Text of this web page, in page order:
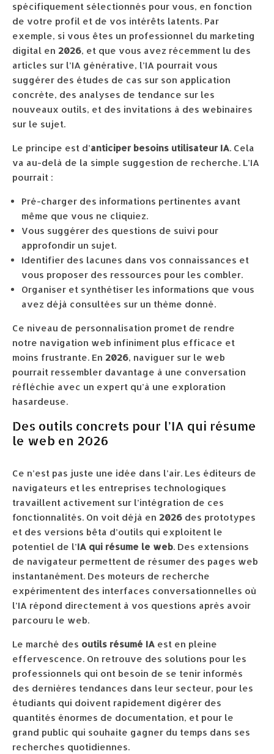
spécifiquement sélectionnés pour vous, en fonction
de votre profil et de vos intérêts latents. Par
exemple, si vous êtes un professionnel du marketing
digital en 2026, et que vous avez récemment lu des
articles sur l’IA générative, l’IA pourrait vous
suggérer des études de cas sur son application
concrète, des analyses de tendance sur les
nouveaux outils, et des invitations à des webinaires
sur le sujet.
Le principe est d’anticiper besoins utilisateur IA. Cela
va au-delà de la simple suggestion de recherche. L’IA
pourrait :
Pré-charger des informations pertinentes avant
même que vous ne cliquiez.
Vous suggérer des questions de suivi pour
approfondir un sujet.
Identifier des lacunes dans vos connaissances et
vous proposer des ressources pour les combler.
Organiser et synthétiser les informations que vous
avez déjà consultées sur un thème donné.
Ce niveau de personnalisation promet de rendre
notre navigation web infiniment plus efficace et
moins frustrante. En 2026, naviguer sur le web
pourrait ressembler davantage à une conversation
réfléchie avec un expert qu’à une exploration
hasardeuse.
Des outils concrets pour l’IA qui résume
le web en 2026
Ce n’est pas juste une idée dans l’air. Les éditeurs de
navigateurs et les entreprises technologiques
travaillent activement sur l’intégration de ces
fonctionnalités. On voit déjà en 2026 des prototypes
et des versions bêta d’outils qui exploitent le
potentiel de l’IA qui résume le web. Des extensions
de navigateur permettent de résumer des pages web
instantanément. Des moteurs de recherche
expérimentent des interfaces conversationnelles où
l’IA répond directement à vos questions après avoir
parcouru le web.
Le marché des outils résumé IA est en pleine
effervescence. On retrouve des solutions pour les
professionnels qui ont besoin de se tenir informés
des dernières tendances dans leur secteur, pour les
étudiants qui doivent rapidement digérer des
quantités énormes de documentation, et pour le
grand public qui souhaite gagner du temps dans ses
recherches quotidiennes.